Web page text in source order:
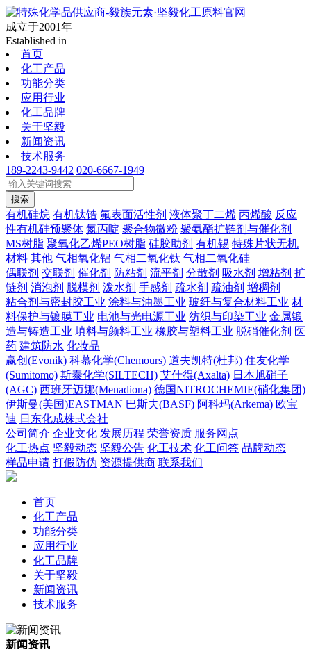
成立于2001年
Established in
首页
化工产品
功能分类
应用行业
化工品牌
关于坚毅
新闻资讯
技术服务
189-2243-9442 020-6667-1949
搜索
有机硅烷 有机钛锆 氟表面活性剂 液体聚丁二烯 丙烯酸 反应
性有机硅预聚体 氮丙啶 聚合物微粉 聚氨酯扩链剂与催化剂
MS树脂 聚氧化乙烯PEO树脂 硅胶助剂 有机锡 特殊片状无机
材料 其他 气相氧化铝 气相二氧化钛 气相二氧化硅
偶联剂 交联剂 催化剂 防粘剂 流平剂 分散剂 吸水剂 增粘剂 扩
链剂 消泡剂 脱模剂 泼水剂 手感剂 疏水剂 疏油剂 增稠剂
粘合剂与密封胶工业 涂料与油墨工业 玻纤与复合材料工业 材
料保护与镀膜工业 电池与光电源工业 纺织与印染工业 金属锻
造与铸造工业 填料与颜料工业 橡胶与塑料工业 脱硝催化剂 医
药 建筑防水 化妆品
赢创(Evonik) 科慕化学(Chemours) 道夫凯特(杜邦) 住友化学
(Sumitomo) 斯泰化学(SILTECH) 艾仕得(Axalta) 日本旭硝子
(AGC) 西班牙迈娜(Menadiona) 德国NITROCHEMIE(硝化集团)
伊斯曼(美国)EASTMAN 巴斯夫(BASF) 阿科玛(Arkema) 欧宝
迪 日东化成株式会社
公司简介 企业文化 发展历程 荣誉资质 服务网点
化工热点 坚毅动态 坚毅公告 化工技术 化工问答 品牌动态
样品申请 打假防伪 资源提供商 联系我们
首页
化工产品
功能分类
应用行业
化工品牌
关于坚毅
新闻资讯
技术服务
新闻资讯